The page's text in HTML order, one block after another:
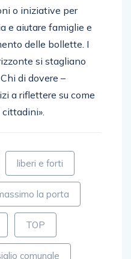
o iniziative per
e aiutare famiglie e
delle bollette. I
si stagliano
di dovere –
a riflettere su come
liberi e forti
la porta
TOP
comunale